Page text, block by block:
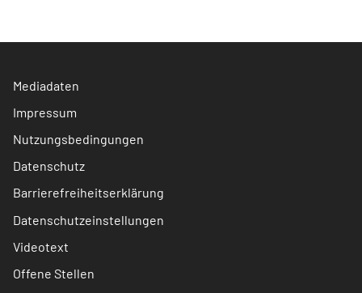
Mediadaten
Impressum
Nutzungsbedingungen
Datenschutz
Barrierefreiheitserklärung
Datenschutzeinstellungen
Videotext
Offene Stellen